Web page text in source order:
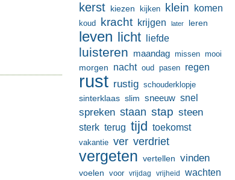
kerst kiezen kijken klein komen
koud kracht krijgen later leren
leven licht liefde
luisteren maandag missen mooi
morgen nacht oud pasen regen
rust rustig schouderklopje
sinterklaas slim sneeuw snel
spreken staan stap steen
sterk terug tijd toekomst
vakantie ver verdriet
vergeten vertellen vinden
voelen voor vrijdag vrijheid wachten